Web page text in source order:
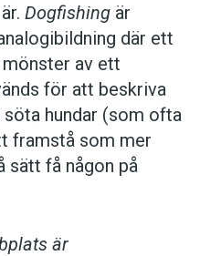
Dogfishing är
där ett
av ett
för att beskriva
hundar (som ofta
framstå som mer
sätt få någon på
är